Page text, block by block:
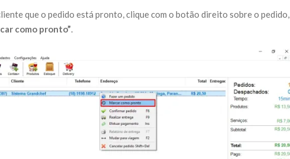
que o pedido está pronto, clique com o botão direito sobre o pedido,
como pronto”.